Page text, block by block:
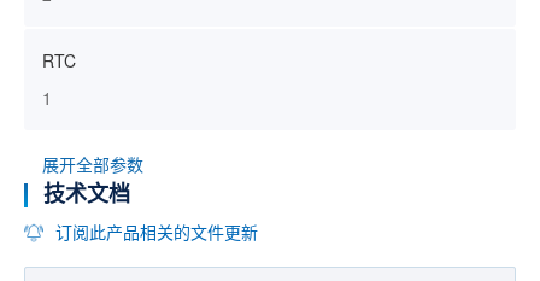
RTC
1
展开全部参数
技术文档
订阅此产品相关的文件更新